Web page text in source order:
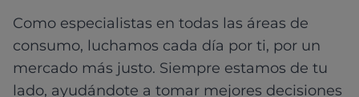
Como especialistas en todas las áreas de
consumo, luchamos cada día por ti, por un
mercado más justo. Siempre estamos de tu
lado, ayudándote a tomar mejores decisiones